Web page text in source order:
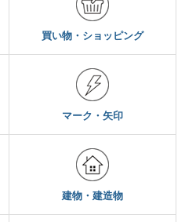
買い物・ショッピング
マーク・矢印
建物・建造物